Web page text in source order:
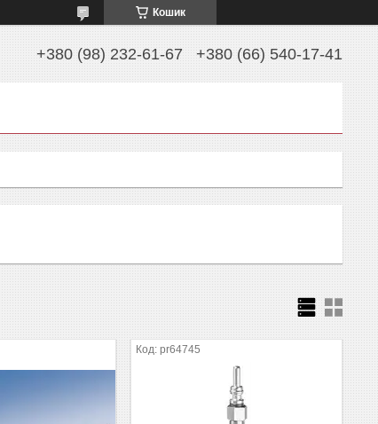
Кошик
+380 (98) 232-61-67 +380 (66) 540-17-41
pr64745